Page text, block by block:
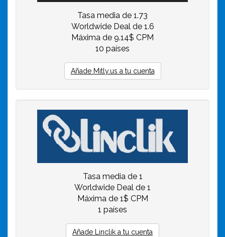
Tasa media de 1.73
Worldwide Deal de 1.6
Máxima de 9.14$ CPM
10 países
Añade Mitly.us a tu cuenta
Tasa media de 1
Worldwide Deal de 1
Máxima de 1$ CPM
1 países
Añade Linclik a tu cuenta